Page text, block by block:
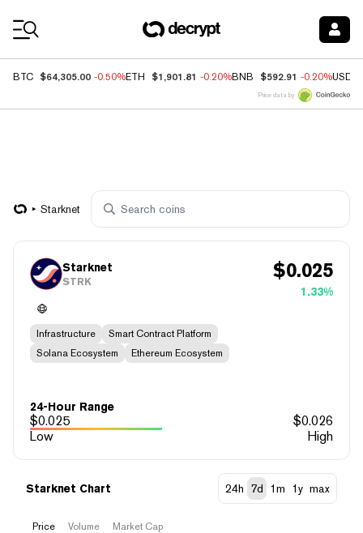
BTC $64,305.00 -0.50%ETH $1,901.81 -0.20%BNB $592.91 -0.20%USDC
Price data by
Starknet
Starknet
STRK $0.025
1.33%
Infrastructure
Smart Contract Platform
Solana Ecosystem
Ethereum Ecosystem
24-Hour Range
$0.025 $0.026
Low
High
Starknet Chart 24h 7d 1m 1y max
Price Volume Market Cap